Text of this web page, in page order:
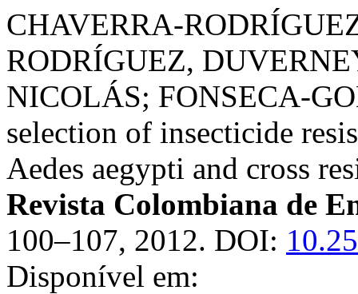
CHAVERRA-
RODRÍGUEZ,
NICOLÁS; FONSECA-
selection of insecticide
Aedes aegypti and cross
Revista Colombiana de
100–107, 2012. DOI:
Disponível em: